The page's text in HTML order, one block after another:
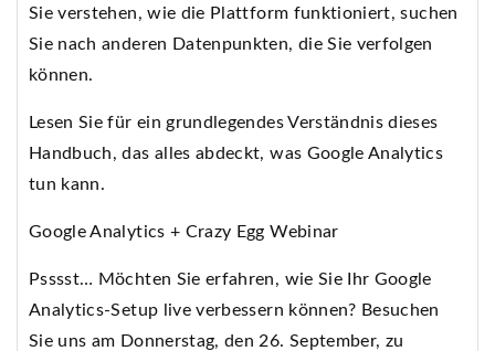
Sie verstehen, wie die Plattform funktioniert, suchen
Sie nach anderen Datenpunkten, die Sie verfolgen
können.
Lesen Sie für ein grundlegendes Verständnis dieses
Handbuch, das alles abdeckt, was Google Analytics
tun kann.
Google Analytics + Crazy Egg Webinar
Psssst… Möchten Sie erfahren, wie Sie Ihr Google
Analytics-Setup live verbessern können? Besuchen
Sie uns am Donnerstag, den 26. September, zu